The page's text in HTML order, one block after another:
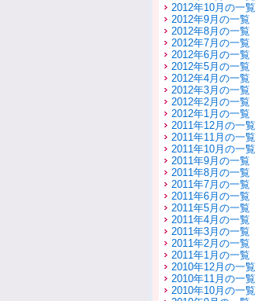
2012年10月の一覧
2012年9月の一覧
2012年8月の一覧
2012年7月の一覧
2012年6月の一覧
2012年5月の一覧
2012年4月の一覧
2012年3月の一覧
2012年2月の一覧
2012年1月の一覧
2011年12月の一覧
2011年11月の一覧
2011年10月の一覧
2011年9月の一覧
2011年8月の一覧
2011年7月の一覧
2011年6月の一覧
2011年5月の一覧
2011年4月の一覧
2011年3月の一覧
2011年2月の一覧
2011年1月の一覧
2010年12月の一覧
2010年11月の一覧
2010年10月の一覧